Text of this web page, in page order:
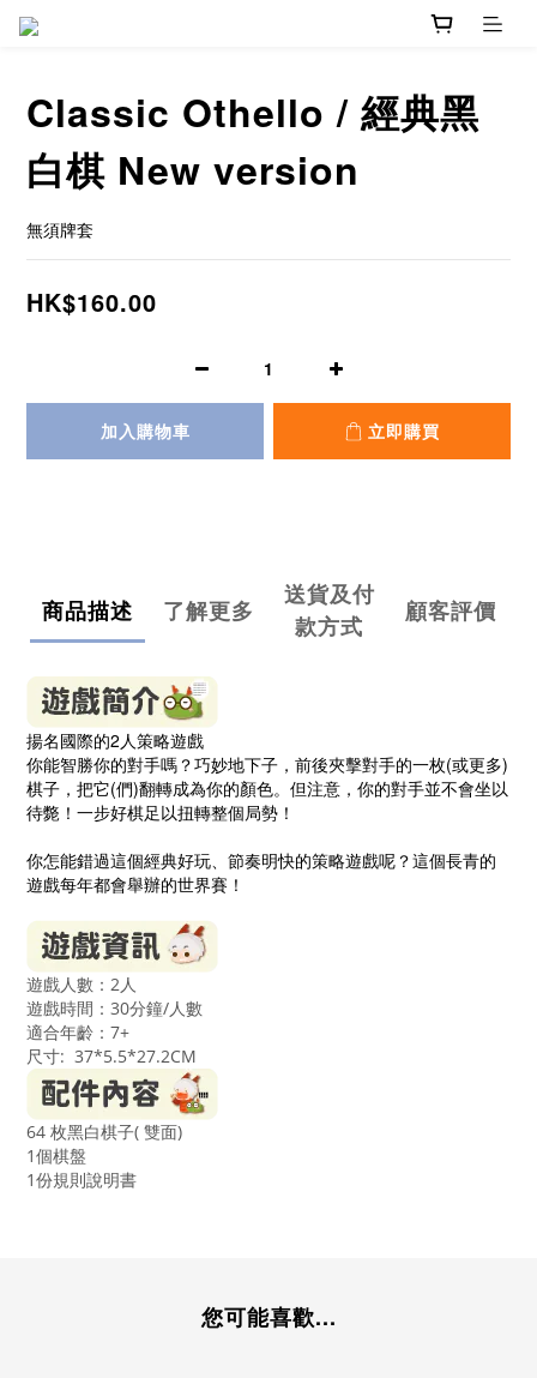
Classic Othello / 經典黑
白棋 New version
無須牌套
HK$160.00
加入購物車 立即購買
商品描述 了解更多
送貨及付
款方式
顧客評價
揚名國際的2人策略遊戲
你能智勝你的對手嗎？巧妙地下子，前後夾擊對手的一枚(或更多)
棋子，把它(們)翻轉成為你的顏色。但注意，你的對手並不會坐以
待斃！一步好棋足以扭轉整個局勢！
你怎能錯過這個經典好玩、節奏明快的策略遊戲呢？這個長青的
遊戲每年都會舉辦的世界賽！
遊戲人數：2人
遊戲時間：30分鐘/人數
適合年齡：7+
尺寸: 37*5.5*27.2CM
64 枚黑白棋子( 雙面)
1個棋盤
1份規則說明書
您可能喜歡...